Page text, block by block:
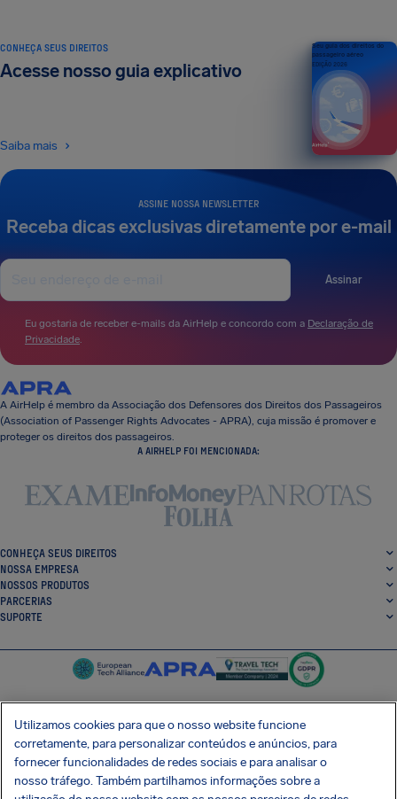
ASSINE NOSSA NEWSLETTER
Receba dicas exclusivas diretamente por e-mail
Assinar
Eu gostaria de receber e-mails da AirHelp e concordo com a Declaração de
Privacidade.
CONHEÇA SEUS DIREITOS
Acesse nosso guia explicativo
Saiba mais
Seu guia dos direitos do
passageiro aéreo
EDIÇÃO 2026
A AirHelp é membro da Associação dos Defensores dos Direitos dos Passageiros
(Association of Passenger Rights Advocates - APRA), cuja missão é promover e
proteger os direitos dos passageiros.
A AIRHELP FOI MENCIONADA:
CONHEÇA SEUS DIREITOS
NOSSA EMPRESA
NOSSOS PRODUTOS
PARCERIAS
SUPORTE
SocialFacebook
SocialTwitter
SocialInstagram
SocialLinkedin
BAIXE GRÁTIS NOSSO APP
Utilizamos cookies para que o nosso website funcione
corretamente, para personalizar conteúdos e anúncios, para
fornecer funcionalidades de redes sociais e para analisar o
nosso tráfego. Também partilhamos informações sobre a